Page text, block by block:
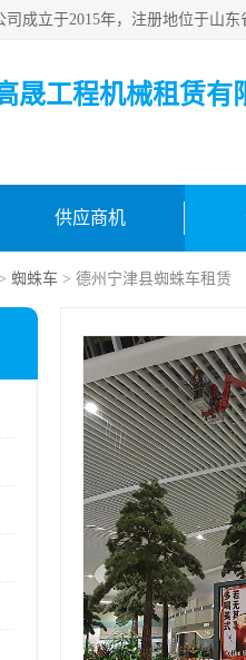
晟工程机械租赁有
供应商机
蜘蛛车 > 德州宁津县蜘蛛车租赁